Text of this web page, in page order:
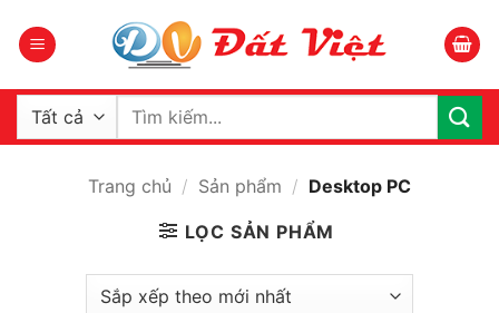
qua
dung
Tìm
Trang chủ / Sản phẩm / Desktop PC
LỌC SẢN PHẨM